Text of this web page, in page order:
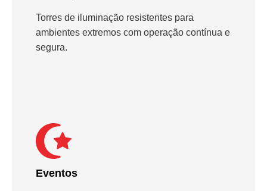
Torres de iluminação resistentes para
ambientes extremos com operação contínua e
segura.
Eventos